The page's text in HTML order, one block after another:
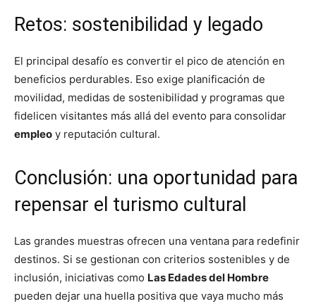
Retos: sostenibilidad y legado
El principal desafío es convertir el pico de atención en
beneficios perdurables. Eso exige planificación de
movilidad, medidas de sostenibilidad y programas que
fidelicen visitantes más allá del evento para consolidar
empleo y reputación cultural.
Conclusión: una oportunidad para
repensar el turismo cultural
Las grandes muestras ofrecen una ventana para redefinir
destinos. Si se gestionan con criterios sostenibles y de
inclusión, iniciativas como Las Edades del Hombre
pueden dejar una huella positiva que vaya mucho más